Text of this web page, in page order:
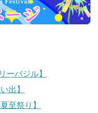
ーバジル】
出】
至祭り】